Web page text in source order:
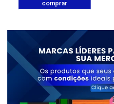
comprar